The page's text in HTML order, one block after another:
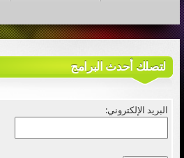
لتصلك أحدث البرامج
البريد الإلكتروني: